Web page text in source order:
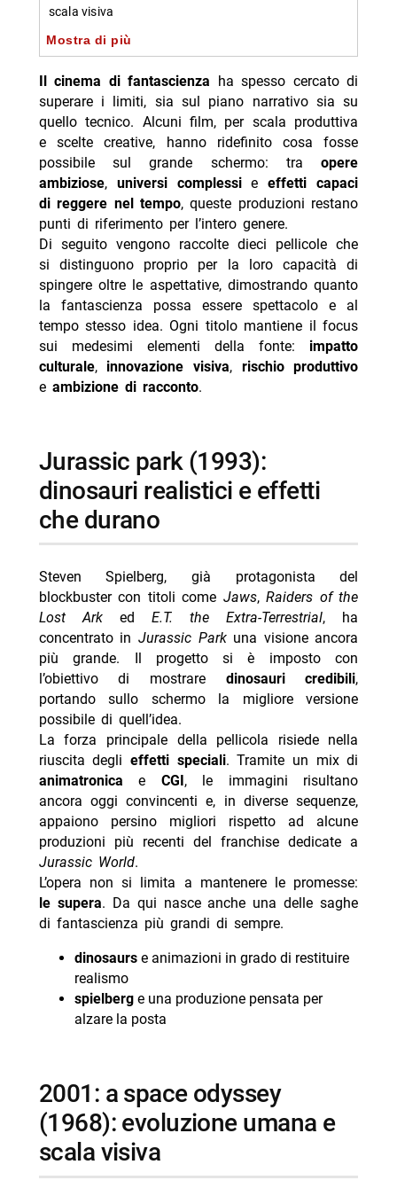
scala visiva
- blade runner 2049 (2017): ambizione ritrovata dopo
- star wars: episode i – the phantom menace (1999):
grande progetto dietro un’accoglienza deludente
- cloud atlas (2012): adattare un romanzo “non
adattabile”
- the avengers (2012): il primo grande crossover che
ha cambiato le attese
- megalopolis (2024): ambizione estrema tra
creatività e insuccesso
- avatar (2009): un nuovo punto di riferimento per gli
effetti
- star wars (1977): fantascienza resa credibile e
alimentata dagli effetti
- dune (2021): ambizione enorme e mondo costruito
-- RispondiAnnulla risposta
- Il socio stasera su Iris: trama e cast Tom Cruise
- Venezia 2026: Dio ride di Veronesi chiude la Mostra
- Brado stasera su Rai Movie: trama e cast
Mostra di più
Il cinema di fantascienza ha spesso cercato di
superare i limiti, sia sul piano narrativo sia su
quello tecnico. Alcuni film, per scala produttiva
e scelte creative, hanno ridefinito cosa fosse
possibile sul grande schermo: traopere
ambiziose, universi complessieeffetti capaci
di reggere nel tempo, queste produzioni restano
punti di riferimento per l’intero genere.
Di seguito vengono raccolte dieci pellicole che
si distinguono proprio per la loro capacità di
spingere oltre le aspettative, dimostrando quanto
la fantascienza possa essere spettacolo e al
tempo stesso idea. Ogni titolo mantiene il focus
sui medesimi elementi della fonte: impatto
culturale, innovazione visiva, rischio produttivo
e ambizione di racconto.
jurassic park (1993):
dinosauri realistici e effetti
che durano
Steven Spielberg, già protagonista del
blockbuster con titoli come Jaws,Raiders of the
Lost ArkedE.T. the Extra-Terrestrial, ha
concentrato in Jurassic Parkuna visione ancora
più grande. Il progetto si è imposto con
l’obiettivo di mostrare dinosauri credibili,
portando sullo schermo la migliore versione
possibile di quell’idea.
La forza principale della pellicola risiede nella
riuscita deglieffetti speciali. Tramite un mix di
animatronica e CGI , le immagini risultano
ancora oggi convincenti e, in diverse sequenze,
appaiono persino migliori rispetto ad alcune
produzioni più recenti del franchise dedicate a
Jurassic World.
L’opera non si limita a mantenere le promesse:
le supera. Da qui nasce anche una delle saghe
di fantascienza più grandi di sempre.
dinosaurse animazioni in grado di restituire
realismo
spielberge una produzione pensata per
alzare la posta
2001: a space odyssey
(1968): evoluzione umana e
scala visiva